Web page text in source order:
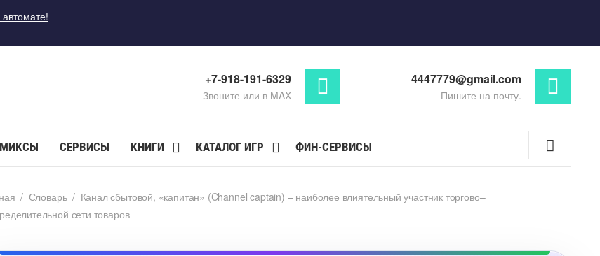
+7-918-191-6329
Звоните или в MAX
4447779@gmail.com
Пишите на почту.
СЕРВИСЫ КНИГИ КАТАЛОГ ИГР ФИН-СЕРВИСЫ
/ Словарь/ Канал сбытовой, «капитан» (Channel captain) – наиболее влиятельный участник торгово–
сети товаро